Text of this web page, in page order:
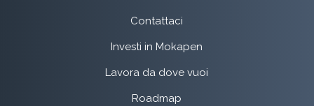
Contattaci
Investi in Mokapen
Lavora da dove vuoi
Roadmap